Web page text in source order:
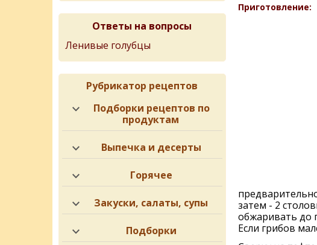
Приготовление:
затем - 2
обжаривать до
Если грибов
Ответы на вопросы
Ленивые голубцы
Рубрикатор рецептов
Подборки рецептов по
продуктам
Выпечка и десерты
Горячее
Закуски, салаты, супы
Подборки